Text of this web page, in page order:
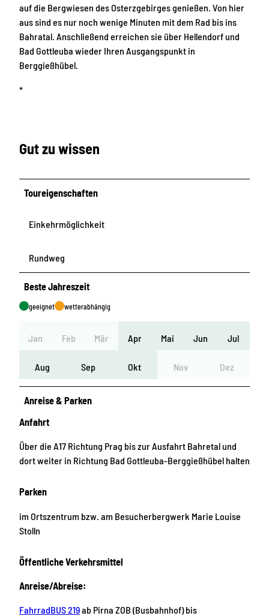
auf die Bergwiesen des Osterzgebirges genießen. Von hier
aus sind es nur noch wenige Minuten mit dem Rad bis ins
Bahratal. Anschließend erreichen sie über Hellendorf und
Bad Gottleuba wieder Ihren Ausgangspunkt in
Berggießhübel.
*
Gut zu wissen
Toureigenschaften
Einkehrmöglichkeit
Rundweg
Beste Jahreszeit
geeignet wetterabhängig
Jan Feb Mär Apr Mai Jun Jul
Aug Sep Okt Nov Dez
Anreise & Parken
Anfahrt
Über die A17 Richtung Prag bis zur Ausfahrt Bahretal und
dort weiter in Richtung Bad Gottleuba-Berggießhübel halten
Parken
im Ortszentrum bzw. am Besucherbergwerk Marie Louise
Stolln
Öffentliche Verkehrsmittel
Anreise/Abreise:
FahrradBUS 219ab Pirna ZOB (Busbahnhof) bis